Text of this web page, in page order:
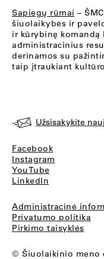
Sapiegų rūmai –
šiuolaikybės ir
ir kūrybinę komandą
administracinius
derinamos su
taip įtraukiant
Užsisakykite
Facebook
Instagram
YouTube
LinkedIn
Administracinė
Privatumo politika
Pirkimo taisyklės
© Šiuolaikinio meno